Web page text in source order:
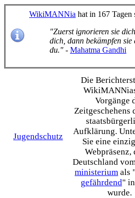
WikiMANNia hat in 167 Tagen
"Zuerst ignorieren sie
dich, dann bekämpfen
du." - Mahatma Gandhi
Jugendschutz
Die
Vorgänge
Zeitgeschehens
Aufklärung.
Sie eine
Webpräsenz,
Deutschland
ministerium als "
gefährdend"
wurde.